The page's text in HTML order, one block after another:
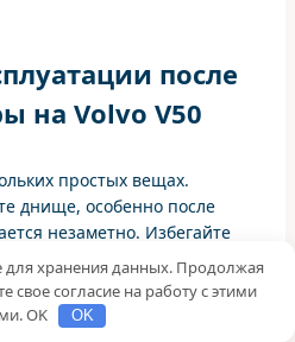
после
на Volvo V50
простых вещах.
днище, особенно после
незаметно. Избегайте
они быстро губят гибкие
звука, лучше приехать
для хранения данных. Продолжая
свое согласие на работу с этими
OK
OK